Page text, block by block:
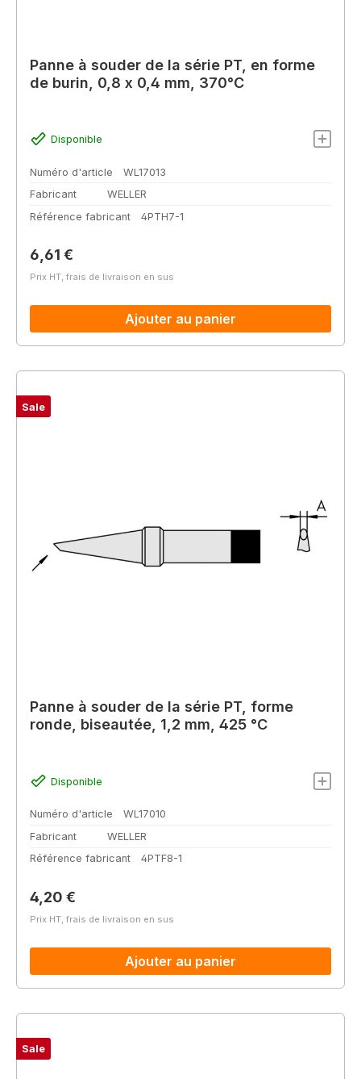
Panne à souder de la série PT, en forme
de burin, 0,8 x 0,4 mm, 370°C
Disponible
Numéro d'article
WL17013
Fabricant
WELLER
Référence fabricant
4PTH7-1
Prix régulier :
6,61 €
Prix HT, frais de livraison en sus
Ajouter au panier
Sale
Panne à souder de la série PT, forme
ronde, biseautée, 1,2 mm, 425 °C
Disponible
Numéro d'article
WL17010
Fabricant
WELLER
Référence fabricant
4PTF8-1
Prix régulier :
4,20 €
Prix HT, frais de livraison en sus
Ajouter au panier
Sale